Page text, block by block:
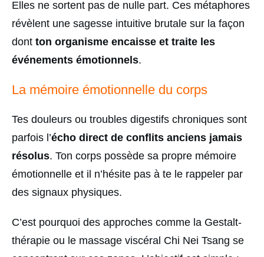
Elles ne sortent pas de nulle part. Ces métaphores
révèlent une sagesse intuitive brutale sur la façon
dont ton organisme encaisse et traite les
événements émotionnels.
La mémoire émotionnelle du corps
Tes douleurs ou troubles digestifs chroniques sont
parfois l’écho direct de conflits anciens jamais
résolus. Ton corps possède sa propre mémoire
émotionnelle et il n’hésite pas à te le rappeler par
des signaux physiques.
C’est pourquoi des approches comme la Gestalt-
thérapie ou le massage viscéral Chi Nei Tsang se